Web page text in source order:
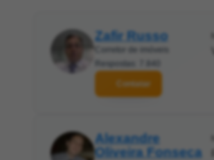
Zafir Russo
Corretor de imóveis
Respostas: 7.840
Contatar
Alexandre
Oliveira Fonseca